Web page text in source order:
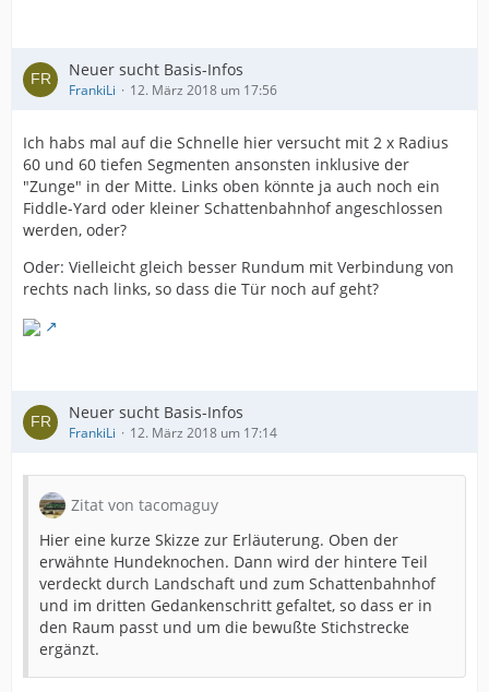
Neuer sucht Basis-Infos
FrankiLi 12. März 2018 um 17:56
Ich habs mal auf die Schnelle hier versucht mit 2 x Radius
60 und 60 tiefen Segmenten ansonsten inklusive der
"Zunge" in der Mitte. Links oben könnte ja auch noch ein
Fiddle-Yard oder kleiner Schattenbahnhof angeschlossen
werden, oder?
Oder: Vielleicht gleich besser Rundum mit Verbindung von
rechts nach links, so dass die Tür noch auf geht?
Neuer sucht Basis-Infos
FrankiLi 12. März 2018 um 17:14
Zitat von tacomaguy
Hier eine kurze Skizze zur Erläuterung. Oben der
erwähnte Hundeknochen. Dann wird der hintere Teil
verdeckt durch Landschaft und zum Schattenbahnhof
und im dritten Gedankenschritt gefaltet, so dass er in
den Raum passt und um die bewußte Stichstrecke
ergänzt.